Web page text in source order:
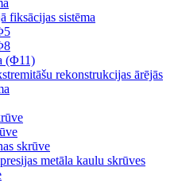
fiksācijas sistēma
(Φ11)
rekonstrukcijas ārējās
skrūve
metāla kaulu skrūves